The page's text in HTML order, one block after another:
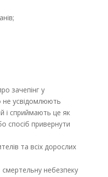
зачепінг у
не усвідомлюють
і сприймають це як
спосіб привернути
та всіх дорослих
небезпеку